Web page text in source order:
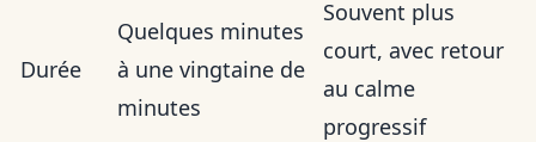
Durée
Quelques minutes
à une vingtaine de
minutes
Souvent plus
court, avec retour
au calme
progressif